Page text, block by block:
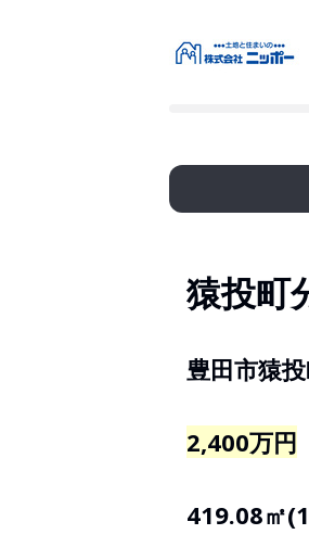
猿投町
豊田市猿
2,400万円
419.08㎡